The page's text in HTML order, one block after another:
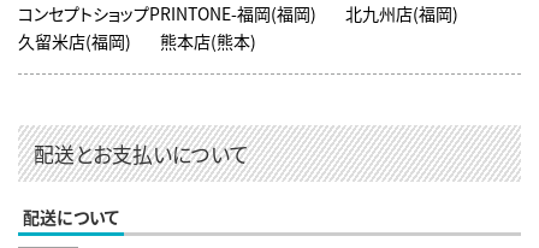
コンセプトショップPRINTONE-福岡(福岡)
北九州店(福岡)
久留米店(福岡)
熊本店(熊本)
配送とお支払いについて
配送について